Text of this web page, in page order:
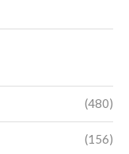
(480)
(156)